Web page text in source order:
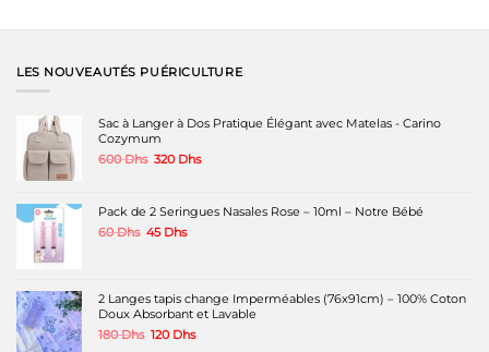
LES NOUVEAUTÉS PUÉRICULTURE
Sac à Langer à Dos Pratique Élégant avec Matelas - Carino
Cozymum
600Dhs Le
était :
600 Dhs.
320 DhsLe
320 Dhs.
Pack de 2 Seringues Nasales Rose – 10ml – Notre Bébé
60Dhs Le
60 Dhs.
45 DhsLe
45 Dhs.
2 Langes tapis change Imperméables (76x91cm) – 100% Coton
Doux Absorbant et Lavable
180Dhs Le
120 DhsLe